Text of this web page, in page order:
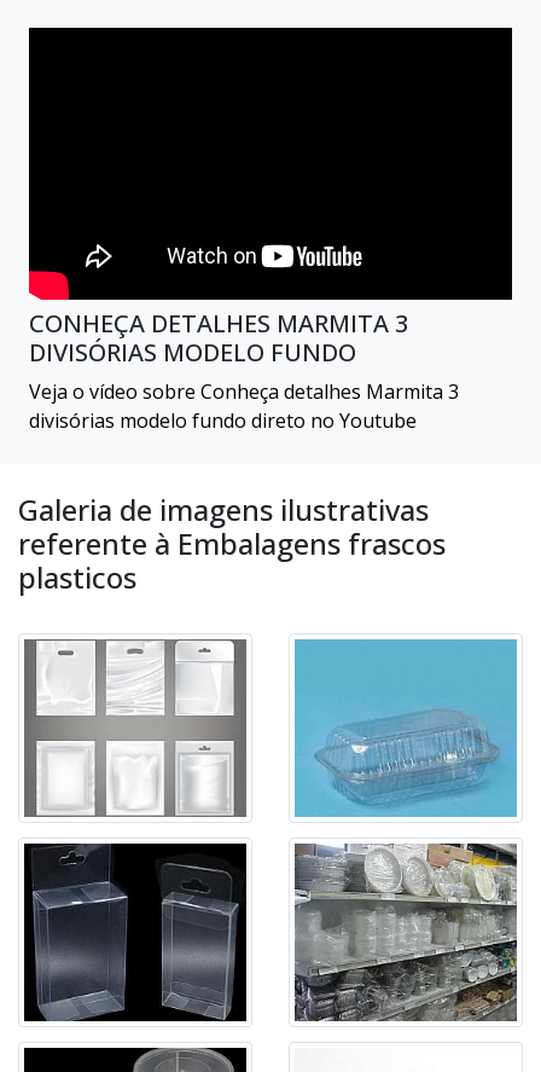
CONHEÇA DETALHES MARMITA 3
DIVISÓRIAS MODELO FUNDO
Veja o vídeo sobre Conheça detalhes Marmita 3
divisórias modelo fundo direto no Youtube
Galeria de imagens ilustrativas
referente à Embalagens frascos
plasticos